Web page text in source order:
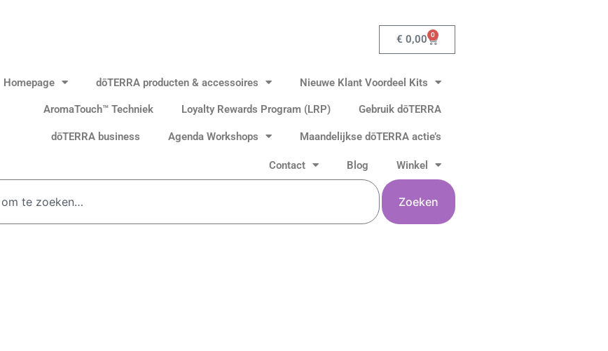
€ 0,00 0
Winkelwagen
Homepage dōTERRA producten & accessoires Nieuwe Klant Voordeel Kits
AromaTouch™ Techniek Loyalty Rewards Program (LRP) Gebruik dōTERRA
dōTERRA business Agenda Workshops Maandelijkse dōTERRA actie’s
Contact Blog Winkel
Zoeken